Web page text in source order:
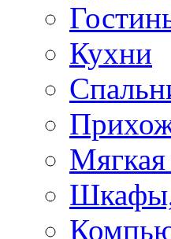
Кухни
Шкафы,